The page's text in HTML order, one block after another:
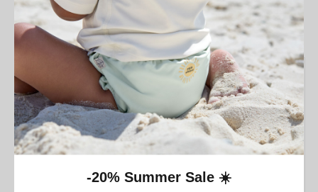
Пенал Lässig Unique – розовый
9 490 ₸
Оставайтесь в курсе новостей и
узнавайте первыми о наших
новинках
-20% Summer Sale ☀️